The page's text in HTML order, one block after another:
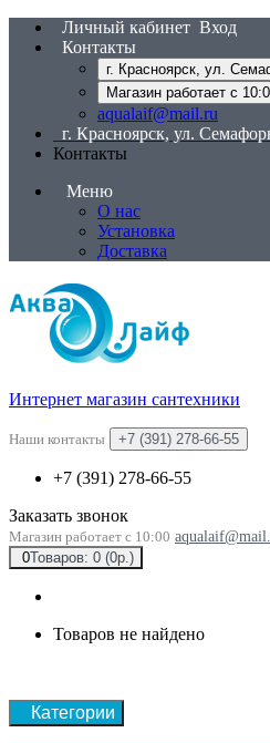
Личный кабинет Вход
Контакты
г. Красноярск, ул.
Магазин работает с
aqualaif@mail.ru
г. Красноярск, ул.
Контакты
Меню
О нас
Установка
Доставка
Интернет магазин сантехники
Наши контакты +7 (391) 278-66-55
+7 (391) 278-66-55
Заказать звонок
Магазин работает с 10:00
0Товаров: 0 (0р.)
Товаров не найдено
Категории